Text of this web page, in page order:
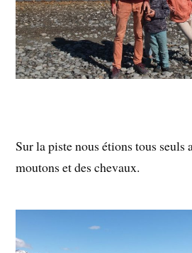
Sur la piste nous étions tous seuls
moutons et des chevaux.